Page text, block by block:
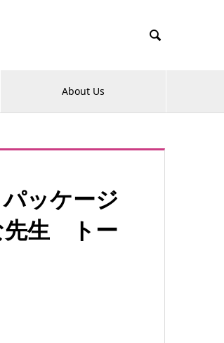

About Us
ッケージ
先生 トー